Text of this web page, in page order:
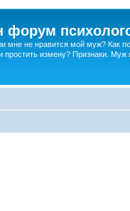
форум
мне не нравится мой муж? Как
простить измену? Признаки. Муж